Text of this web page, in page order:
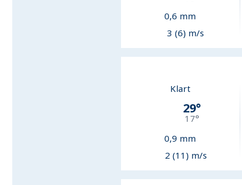
0,6 mm
3 (6) m/s
Klart
29°
17°
0,9 mm
2 (11) m/s